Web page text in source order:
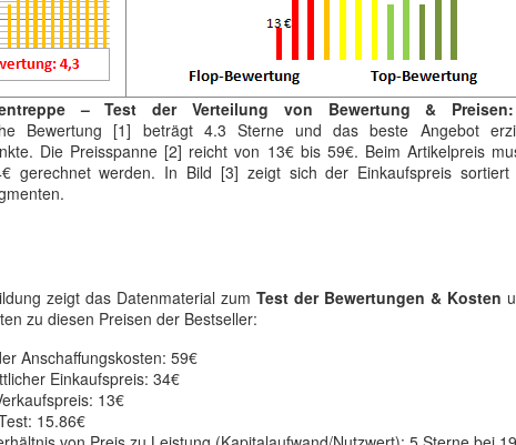
– Test der Verteilung von Bewertung & Preisen:
Bewertung [1] beträgt 4.3 Sterne und das beste Angebot
Die Preisspanne [2] reicht von 13€ bis 59€. Beim Artikelpreis
gerechnet werden. In Bild [3] zeigt sich der Einkaufspreis sortiert
zeigt das Datenmaterial zum Test der Bewertungen & Kosten
zu diesen Preisen der Bestseller:
Anschaffungskosten: 59€
Einkaufspreis: 34€
13€
15.86€